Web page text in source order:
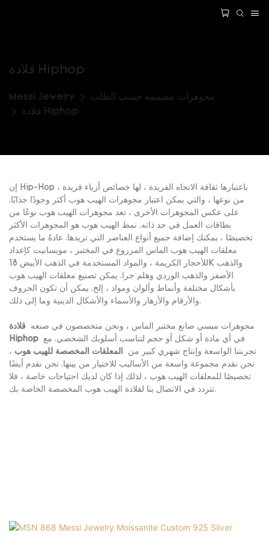
قلادة Hiphop
Messi Jewelry
مجوهرات مصممة حسب الطلب
قلادة Hiphop
إن Hip-Hop ، باعتبارها ثقافة الاتجاه الفريدة ، لها خصائص أزياء فريدة
من نوعها ، والتي يمكن اعتبار مجوهرات الهيب هوب أكثر وجودًا جذابًا.
على عكس المجوهرات الأخرى ، تعد مجوهرات الهيب هوب نوعًا من
بطاقات العمل في حد ذاته. نمط الهيب هوب هو المجوهرات الأكثر
تخصيصًا ، يمكنك إضافة جميع أنواع العناصر التي تريدها. عادةً ما يستخدم
معلقات الهيب هوب الماس المزروع في المختبر ، مويسانيت كإعداد
للأحجار الكريمة ، والمواد المستخدمة في الذهب الأبيض 18K والذهب
الأصفر والذهب الوردي وهلم جرا. يمكن تصنيع معلقات الهيب هوب
بأشكال مختلفة وأنماط وألوان ومواد ، إلخ. يمكن أن تكون الحروف
والأرقام والأزهار والأسماء والأشكال الدينية وما إلى ذلك.
مجوهرات ميسي صانع مختبر الماس ، ونحن متخصصون في صنعه قلادة
Hiphop
تجربتنا الواسعة وإنتاج شهري كبير من
المعلقات المخصصة للهيب هوب ،
نحن نقدم مجموعة واسعة من الأساليب للاختيار من بينها. نحن نقدم أيضًا
تخصيصًا للمعلقات الهيب هوب ، لذلك إذا كان لديك احتياجات خاصة ، فلا
تتردد في الاتصال بنا لقلادة الهيب هوب المخصصة الخاصة بك.